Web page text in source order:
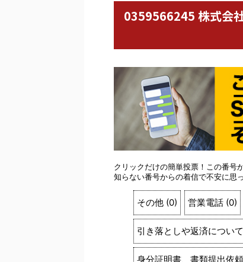
0359566245 株式会
クリックだけの簡単投票！この番号
知らない番号からの着信で不安に思
その他 (0) 営業電話 (0)
引き落としや返済について
身分証明書、書類提出依